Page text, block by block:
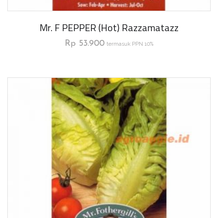
Mr. F PEPPER (Hot) Razzamatazz
Rp 53.900 termasuk PPN 10%